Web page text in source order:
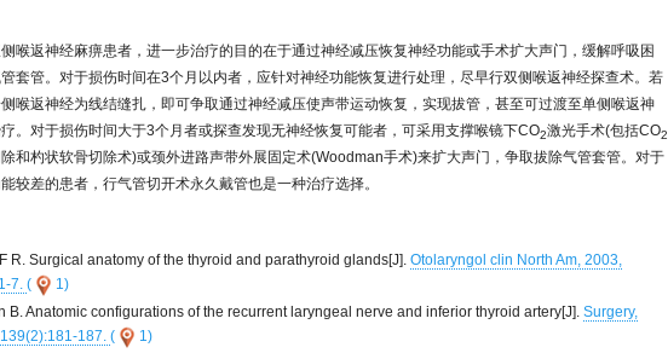
喉返神经麻痹患者，进一步治疗的目的在于通过神经减压恢复神经功能或手术扩大声门，缓解呼吸困
套管。对于损伤时间在3个月以内者，应针对神经功能恢复进行处理，尽早行双侧喉返神经探查术。若
喉返神经为线结缝扎，即可争取通过神经减压使声带运动恢复，实现拔管，甚至可过渡至单侧喉返神
。对于损伤时间大于3个月者或探查发现无神经恢复可能者，可采用支撑喉镜下CO2激光手术(包括CO2
和杓状软骨切除术)或颈外进路声带外展固定术(Woodman手术)来扩大声门，争取拔除气管套管。对于
较差的患者，行气管切开术永久戴管也是一种治疗选择。
R. Surgical anatomy of the thyroid and parathyroid glands[J]. Otolaryngol clin North Am, 2003,
7. (
1)
B. Anatomic configurations of the recurrent laryngeal nerve and inferior thyroid artery[J]. Surgery,
187. (
1)